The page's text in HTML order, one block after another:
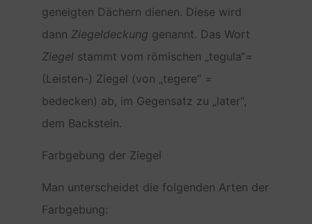
geneigten Dächern dienen. Diese wird
dann Ziegeldeckung genannt. Das Wort
Ziegel stammt vom römischen „tegula“=
(Leisten-) Ziegel (von „tegere“ =
bedecken) ab, im Gegensatz zu „later“,
dem Backstein.
Farbgebung der Ziegel
Man unterscheidet die folgenden Arten der
Farbgebung: